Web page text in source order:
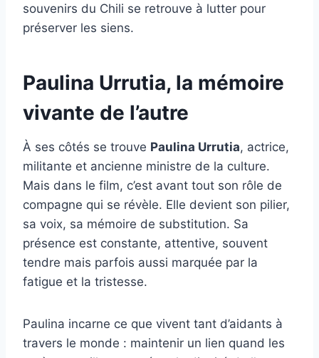
souvenirs du Chili se retrouve à lutter pour
préserver les siens.
Paulina Urrutia, la mémoire
vivante de l’autre
À ses côtés se trouve Paulina Urrutia, actrice,
militante et ancienne ministre de la culture.
Mais dans le film, c’est avant tout son rôle de
compagne qui se révèle. Elle devient son pilier,
sa voix, sa mémoire de substitution. Sa
présence est constante, attentive, souvent
tendre mais parfois aussi marquée par la
fatigue et la tristesse.
Paulina incarne ce que vivent tant d’aidants à
travers le monde : maintenir un lien quand les